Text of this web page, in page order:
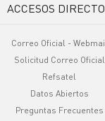
ACCESOS
Correo Oficial -
Solicitud Correo Oficial
Refsatel
Datos Abiertos
Preguntas Frecuentes